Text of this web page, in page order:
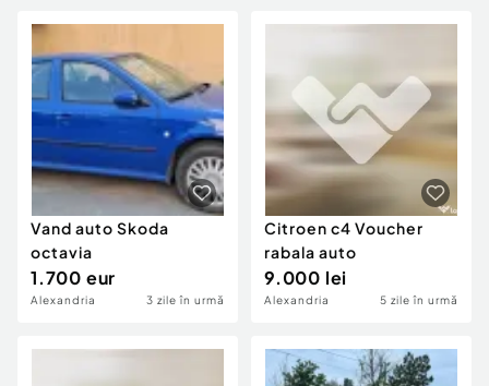
Vand auto Skoda
octavia
1.700 eur
Alexandria 3 zile în urmă
Citroen c4 Voucher
rabala auto
9.000 lei
Alexandria 5 zile în urmă